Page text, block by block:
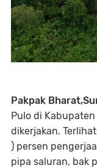
Pakpak
Pulo di
dikerjakan.
) persen
pipa saluran, bak